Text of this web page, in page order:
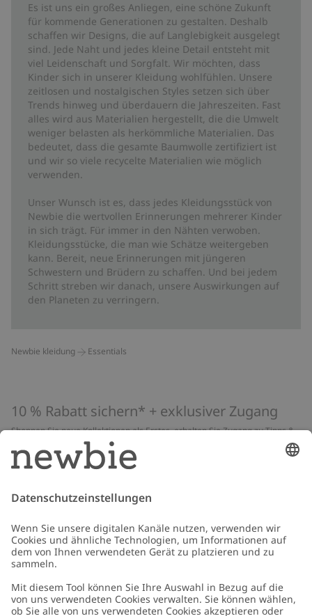
Es ist uns ein großes Anliegen, eine schöne Zukunft
für kommende Generationen zu gestalten. Deshalb
schaffen wir Designs, die auf Langlebigkeit ausgelegt
sind. Jede Naht und jedes kleine Detail entsteht mit
viel Leidenschaft und Sorgfalt. Wir möchten, dass
Kinder sich in unserer Kleidung wohlfühlen. Unsere
zeitlosen und nostalgischen Styles setzen sich über
Trends hinweg und überdauern die Jahreszeiten. Fast
alles wird aus Materialien hergestellt, die die Umwelt
weniger belasten als herkömmliche Materialien. Das
bedeutet, dass die gesamte Baumwolle zertifiziert ist
und wir so viele recycelte Materialien wie möglich
verwenden.
Unser Wunsch ist es, dass jedes Kleidungsstück von
Newbie die wertvollen Erinnerungen mehrerer Kinder
in sich trägt. Für immer in den Nähten verwoben.
Kleidungsstücke, die man wie Schätze weitergeben
kann. Bereit, neue Erinnerungen mit jüngeren
Schwestern und Brüdern zu schaffen. Und bei jedem
Schritt streben wir danach, unsere Auswirkungen auf
den Planeten zu verringern.
Newbie kleidung Essentials
10 % Rabatt sichern* + exklusiver Zugang
Shoppen Sie neue Kollektionen als Erstes, erhalten Sie Zugang zu Tipps &
Guides und profitieren Sie von exklusiven Angeboten
*Gilt nur für deine erste Bestellung und ist nicht mit anderen Rabatten
oder Angeboten kombinierbar. Gilt nicht für limitierte Artikel. Lies unsere
Schicken